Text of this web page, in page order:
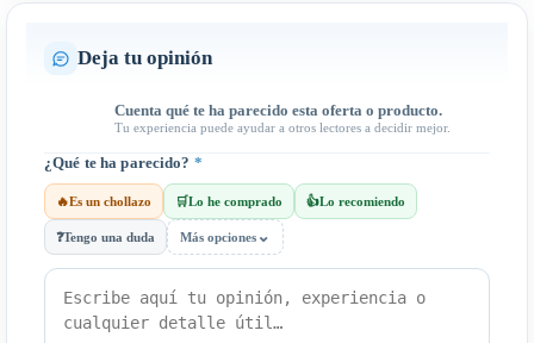
Deja tu opinión
Cuenta qué te ha parecido esta oferta o producto.
Tu experiencia puede ayudar a otros lectores a decidir mejor.
¿Qué te ha parecido? *
🔥Es un chollazo 🛒Lo he comprado 👍Lo recomiendo
❓Tengo una duda Más opciones ⌄